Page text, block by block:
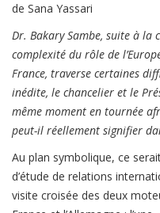
de Sana Yassari
Dr. Bakary Sambe, suite à la
complexité du rôle de
France, traverse certaines
inédite, le chancelier et le
même moment en tournée
peut-il réellement signifier
Au plan symbolique, ce
d’étude de relations
visite croisée des deux